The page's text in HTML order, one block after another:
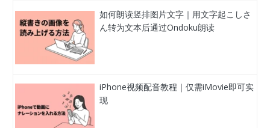
如何朗读竖排图片文字｜用文字起こしさ
ん转为文本后通过Ondoku朗读
iPhone视频配音教程｜仅需iMovie即可实
现